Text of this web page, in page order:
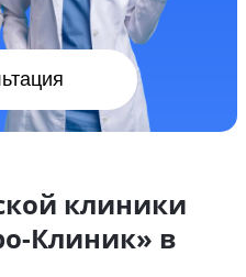
клиники
Клиник» в